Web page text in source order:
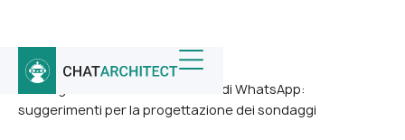
Home / Notizia /
Raccogli feedback con i chatbot di WhatsApp:
suggerimenti per la progettazione dei sondaggi